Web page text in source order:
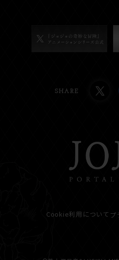
SHARE
Cookie利用について プ